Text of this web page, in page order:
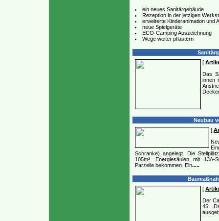
ein neues Sanitärgebäude
Rezeption in der jetzigen
erweiterte Kinderanimation und
neue Spielgeräte
ECO-Camping Auszeichnung
Wege weiter pflastern
[
Das
innen
Neubau
[
Schranke) angelegt. Die
105m². Energiesäulen mit
Parzelle bekommen. Ein.....
[
Der
45